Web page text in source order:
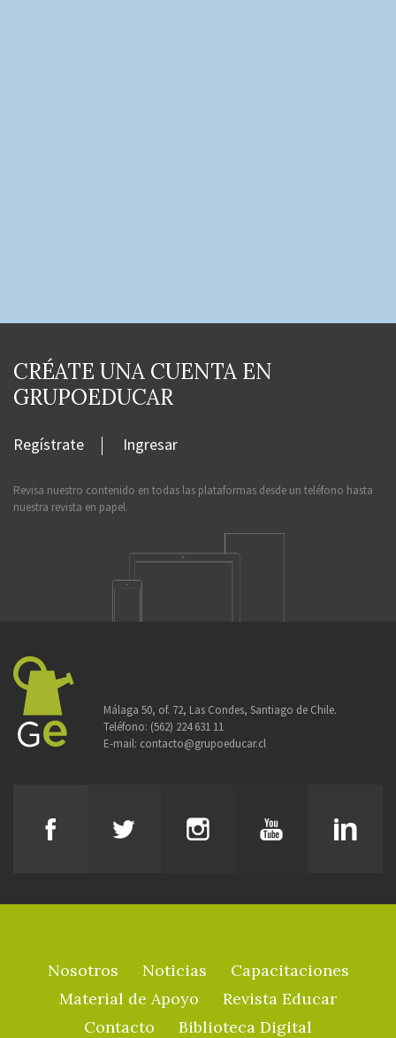
CRÉATE UNA CUENTA EN
GRUPOEDUCAR
Regístrate Ingresar
Revisa nuestro contenido en todas las plataformas desde un teléfono hasta
nuestra revista en papel.
Málaga 50, of. 72, Las Condes, Santiago de Chile.
Teléfono: (562) 224 631 11
E-mail: contacto@grupoeducar.cl
Nosotros Noticias
Capacitaciones
Material de Apoyo
Revista Educar
Contacto
Biblioteca Digital